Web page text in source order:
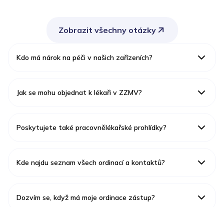
Zobrazit všechny otázky
Kdo má nárok na péči v našich zařízeních?
Jak se mohu objednat k lékaři v ZZMV?
Poskytujete také pracovnělékařské prohlídky?
Kde najdu seznam všech ordinací a kontaktů?
Dozvím se, když má moje ordinace zástup?